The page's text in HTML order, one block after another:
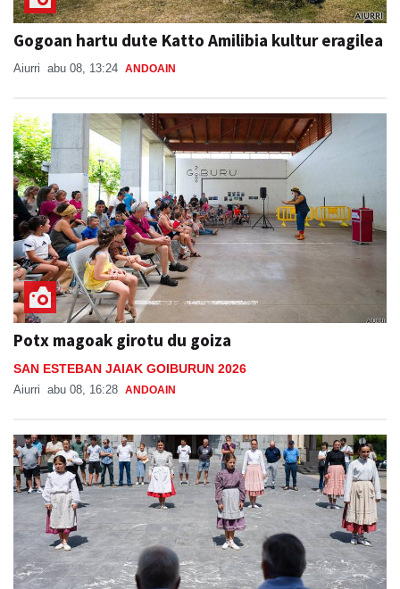
Gogoan hartu dute Katto Amilibia kultur eragilea
Aiurri abu 08, 13:24 ANDOAIN
Potx magoak girotu du goiza
SAN ESTEBAN JAIAK GOIBURUN 2026
Aiurri abu 08, 16:28 ANDOAIN